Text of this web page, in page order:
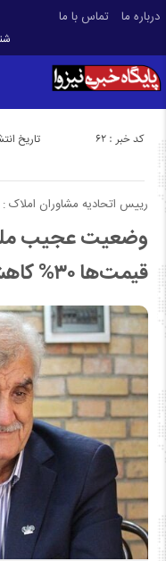
درباره ما تماس با ما
شنبه,
تاریخ انتشار : کد خبر : 62
رییس اتحادیه مشاوران املاک :
وضعیت عجیب
قیمت‌ها ۳۰% کاهش یافت